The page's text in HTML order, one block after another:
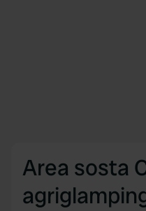
Area sosta